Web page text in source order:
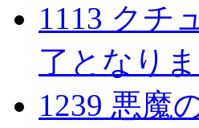
1113 クチ
了となり
1239 悪魔